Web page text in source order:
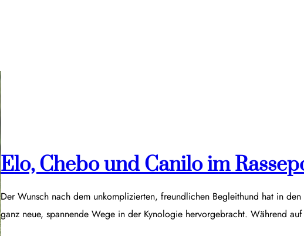
Elo, Chebo und Canilo im
Der Wunsch nach dem unkomplizierten, freundlichen Begleithund hat in den
ganz neue, spannende Wege in der Kynologie hervorgebracht. Während